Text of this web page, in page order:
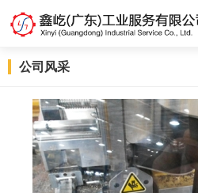
公司风采